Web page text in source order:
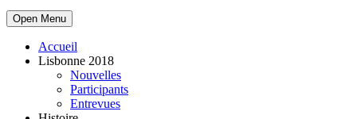
Open Menu
Accueil
Lisbonne 2018
Nouvelles
Participants
Entrevues